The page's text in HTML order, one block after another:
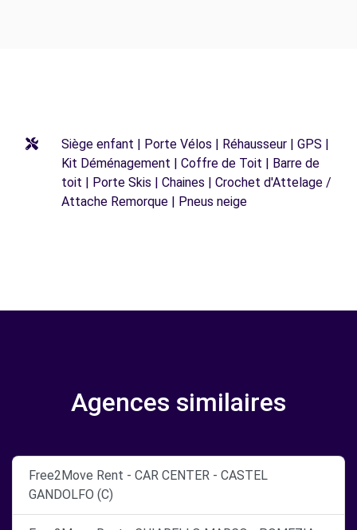
Siège enfant | Porte Vélos | Réhausseur | GPS |
Kit Déménagement | Coffre de Toit | Barre de
toit | Porte Skis | Chaines | Crochet d'Attelage /
Attache Remorque | Pneus neige
Agences similaires
Free2Move Rent - CAR CENTER - CASTEL
GANDOLFO (C)